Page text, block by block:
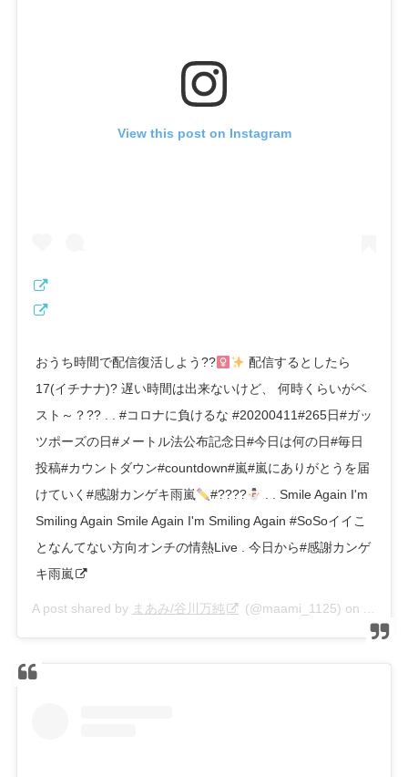
View this post on Instagram
おうち時間で配信復活しよう??‍
配信するとしたら
17(イチナナ)? 遅い時間は出来ないけど、 何時くらいがベ
スト～？?? . . #コロナに負けるな #20200411#265日#ガッ
ツポーズの日#メートル法公布記念日#今日は何の日#毎日
投稿#カウントダウン#countdown#嵐#嵐にありがとうを届
けていく#感謝カンゲキ雨嵐
#????
. . Smile Again I'm
Smiling Again Smile Again I'm Smiling Again #SoSoイイこ
となんてない方向オンチの情熱Live . 今日から#感謝カンゲ
キ雨嵐
A post shared by まあみ/谷川万純 (@maami_1125) on Apr